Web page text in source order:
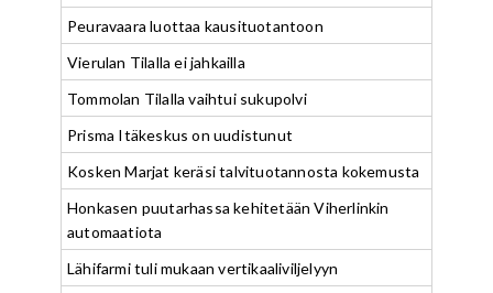
Peuravaara luottaa kausituotantoon
Vierulan Tilalla ei jahkailla
Tommolan Tilalla vaihtui sukupolvi
Prisma Itäkeskus on uudistunut
Kosken Marjat keräsi talvituotannosta kokemusta
Honkasen puutarhassa kehitetään Viherlinkin
automaatiota
Lähifarmi tuli mukaan vertikaaliviljelyyn